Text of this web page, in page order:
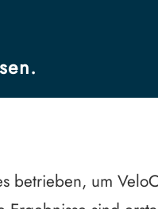
betrieben, um